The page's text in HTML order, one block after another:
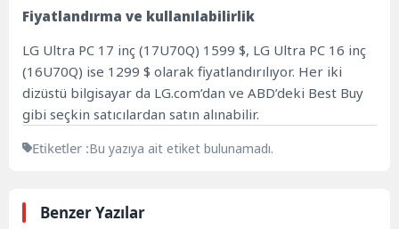
Fiyatlandırma ve kullanılabilirlik
LG Ultra PC 17 inç (17U70Q) 1599 $, LG Ultra PC 16 inç
(16U70Q) ise 1299 $ olarak fiyatlandırılıyor. Her iki
dizüstü bilgisayar da LG.com’dan ve ABD’deki Best Buy
gibi seçkin satıcılardan satın alınabilir.
Etiketler :Bu yazıya ait etiket bulunamadı.
Benzer Yazılar